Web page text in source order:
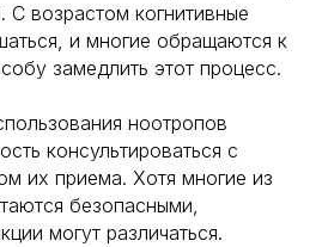
возрастом когнитивные
и многие обращаются к
замедлить этот процесс.
ноотропов
консультироваться с
их приема. Хотя многие из
безопасными,
могут различаться.